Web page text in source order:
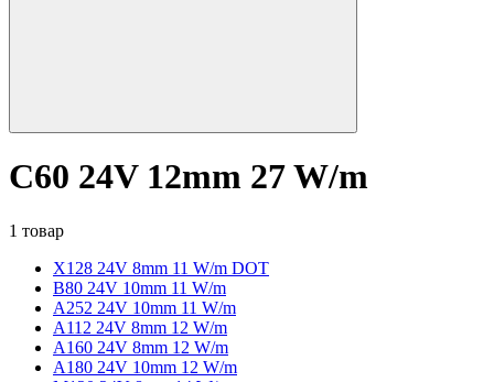
C60 24V 12mm 27 W/m
1 товар
X128 24V 8mm 11 W/m DOT
B80 24V 10mm 11 W/m
A252 24V 10mm 11 W/m
A112 24V 8mm 12 W/m
A160 24V 8mm 12 W/m
A180 24V 10mm 12 W/m